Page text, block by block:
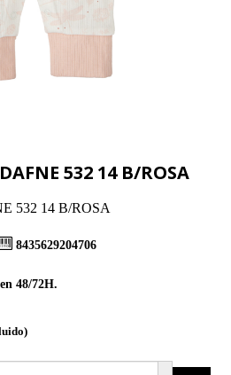
532 14 B/ROSA
532 14 B/ROSA
8435629204706
48/72H.